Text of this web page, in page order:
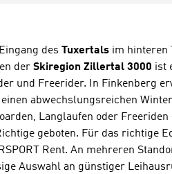
des Tuxertals im hinteren
der Skiregion Zillertal 3000 ist
und Freerider. In Finkenberg
abwechslungsreichen
Langlaufen oder
geboten. Für das richtige
Rent. An mehreren
Auswahl an günstiger